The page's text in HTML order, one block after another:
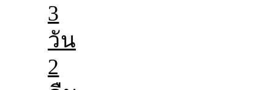
3
วัน
2